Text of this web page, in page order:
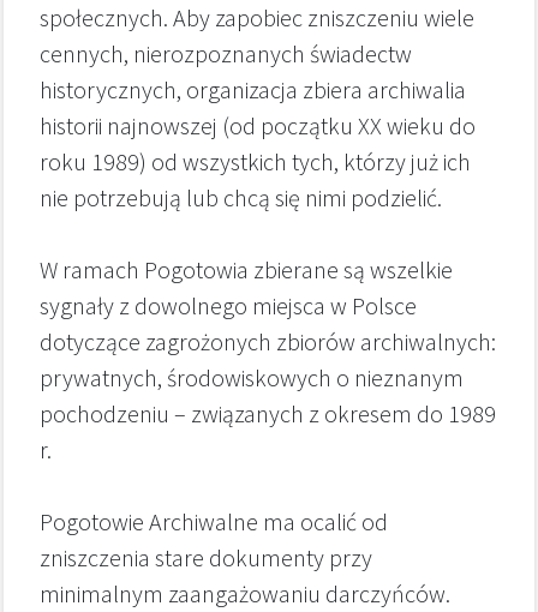
społecznych. Aby zapobiec zniszczeniu wiele
cennych, nierozpoznanych świadectw
historycznych, organizacja zbiera archiwalia
historii najnowszej (od początku XX wieku do
roku 1989) od wszystkich tych, którzy już ich
nie potrzebują lub chcą się nimi podzielić.
W ramach Pogotowia zbierane są wszelkie
sygnały z dowolnego miejsca w Polsce
dotyczące zagrożonych zbiorów archiwalnych:
prywatnych, środowiskowych o nieznanym
pochodzeniu – związanych z okresem do 1989
r.
Pogotowie Archiwalne ma ocalić od
zniszczenia stare dokumenty przy
minimalnym zaangażowaniu darczyńców.